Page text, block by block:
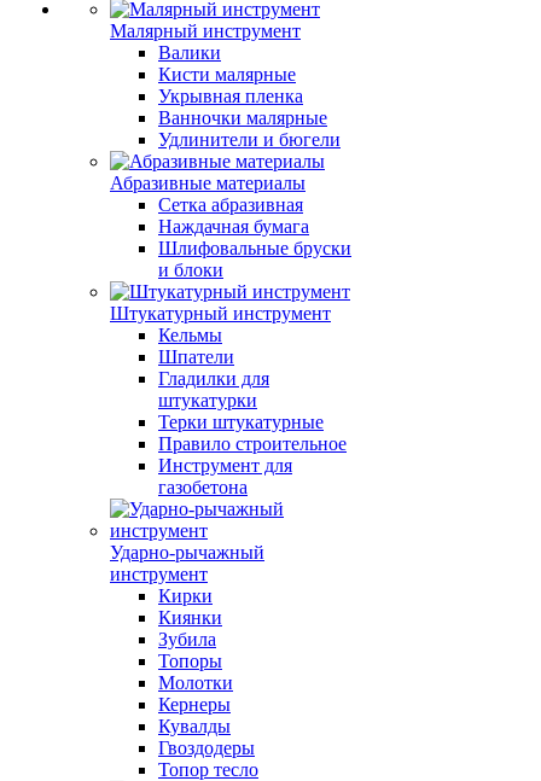
Малярный инструмент
Валики
Кисти малярные
Укрывная пленка
Ванночки малярные
Удлинители и бюгели
Абразивные материалы
Сетка абразивная
Наждачная бумага
Шлифовальные бруски
и блоки
Штукатурный инструмент
Кельмы
Шпатели
Гладилки для
штукатурки
Терки штукатурные
Правило строительное
Инструмент для
газобетона
Ударно-рычажный
инструмент
Кирки
Киянки
Зубила
Топоры
Молотки
Кернеры
Кувалды
Гвоздодеры
Топор тесло